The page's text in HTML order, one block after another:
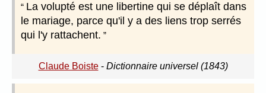
La volupté est une libertine qui se déplaît dans
le mariage, parce qu'il y a des liens trop serrés
qui l'y rattachent.
Claude Boiste- Dictionnaire universel (1843)